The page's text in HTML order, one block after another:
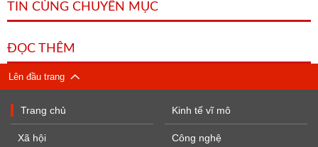
TIN CÙNG CHUYÊN MỤC
ĐỌC THÊM
Lên đầu trang
Trang chủ
Xã hội
Kinh tế vĩ mô
Công nghệ